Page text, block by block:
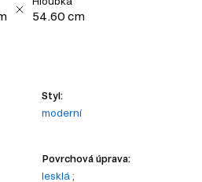
54.60 cm
Styl:
moderní
Povrchová úprava:
lesklá ;